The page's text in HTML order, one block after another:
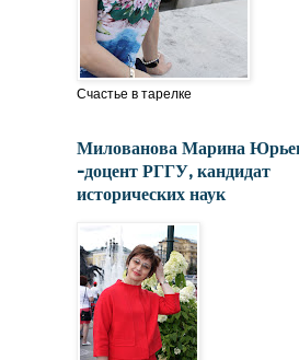
Счастье в тарелке
Милованова Марина
-доцент РГГУ, кандидат
исторических наук